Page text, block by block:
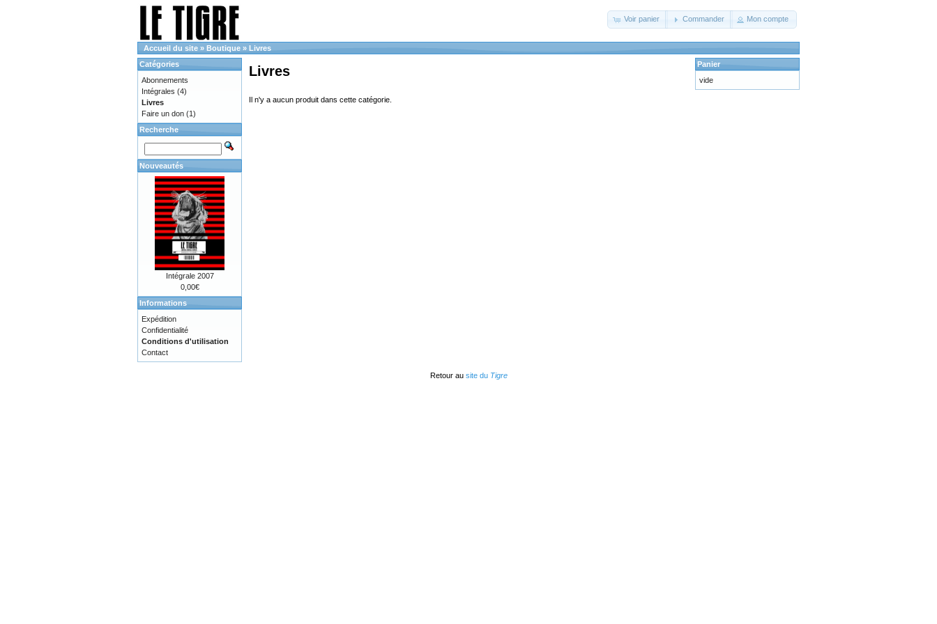
Voir panier Commander Mon compte
Accueil du site » Boutique » Livres
Livres
Il n'y a aucun produit dans cette catégorie.
Catégories
Abonnements
Intégrales (4)
Livres
Faire un don (1)
Recherche
Nouveautés
Intégrale 2007
0,00€
Informations
Expédition
Confidentialité
Conditions d'utilisation
Contact
Panier
vide
Retour au site du Tigre